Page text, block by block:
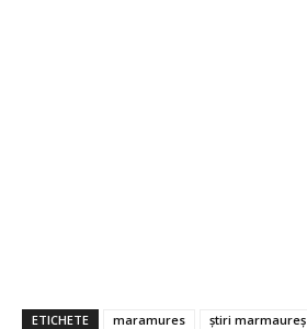
ETICHETE maramures știri marmaureș